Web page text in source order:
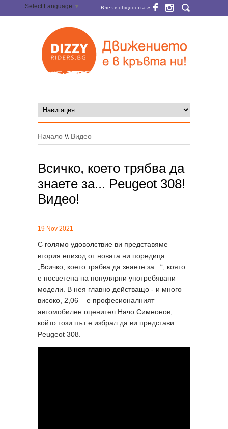
Select Language ▼ Влез в общността »
Начало \\ Видео
Всичко, което трябва да
знаете за... Peugeot 308!
Видео!
19 Nov 2021
С голямо удоволствие ви представяме
втория епизод от новата ни поредица
„Всичко, което трябва да знаете за...“, която
е посветена на популярни употребявани
модели. В нея главно действащо - и много
високо, 2,06 – е професионалният
автомобилен оценител Начо Симеонов,
който този път е избрал да ви представи
Peugeot 308.